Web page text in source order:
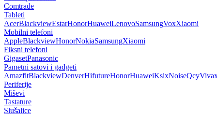
Comtrade
Tableti
AcerBlackviewEstarHonorHuaweiLenovoSamsungVoxXiaomi
Mobilni telefoni
AppleBlackviewHonorNokiaSamsungXiaomi
Fiksni telefoni
GigasetPanasonic
Pametni satovi i gadgeti
AmazfitBlackviewDenverHifutureHonorHuaweiKsixNoiseQcy
Periferije
Miševi
Tastature
Slušalice